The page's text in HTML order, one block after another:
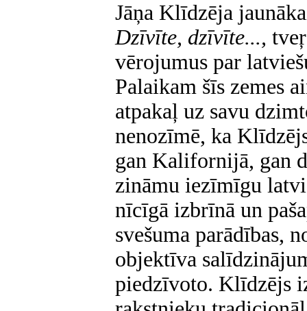
Jāņa Klīdzēja
Dzīvīte, dzīvīte...,
vērojumus par
Palaikam šīs zemes
atpakaļ uz savu
nenozīmē, ka
gan Kalifornijā, gan
zināmu iezīmīgu
nīcīgā izbrīnā un
svešuma parādības,
objektīva
piedzīvoto. Klīdzējs